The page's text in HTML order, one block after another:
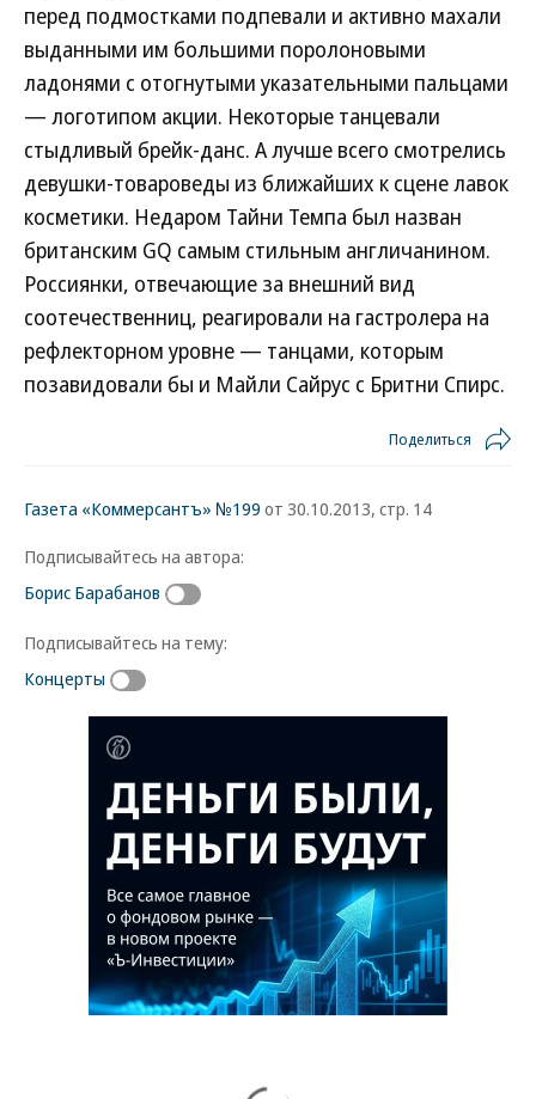
перед подмостками подпевали и активно махали
выданными им большими поролоновыми
ладонями с отогнутыми указательными пальцами
— логотипом акции. Некоторые танцевали
стыдливый брейк-данс. А лучше всего смотрелись
девушки-товароведы из ближайших к сцене лавок
косметики. Недаром Тайни Темпа был назван
британским GQ самым стильным англичанином.
Россиянки, отвечающие за внешний вид
соотечественниц, реагировали на гастролера на
рефлекторном уровне — танцами, которым
позавидовали бы и Майли Сайрус с Бритни Спирс.
Поделиться
Газета «Коммерсантъ» №199 от 30.10.2013, стр. 14
Подписывайтесь на автора:
Борис Барабанов
Подписывайтесь на тему:
Концерты